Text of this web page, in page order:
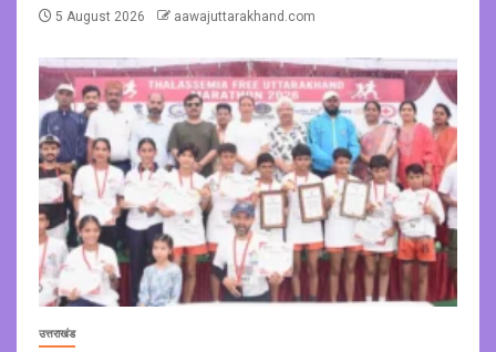
5 August 2026 aawajuttarakhand.com
उत्तराखंड